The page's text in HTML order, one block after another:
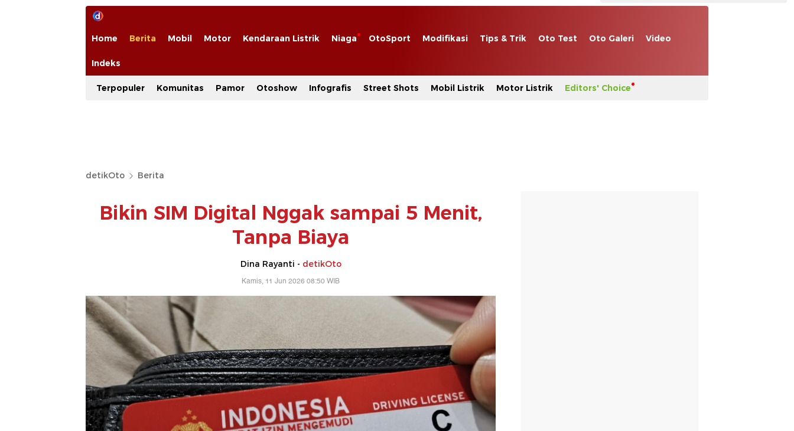
Home Berita Mobil Motor Kendaraan Listrik Niaga OtoSport Modifikasi Tips & Trik Oto Test Oto Galeri Video
Indeks
Terpopuler Komunitas Pamor Otoshow Infografis Street Shots Mobil Listrik Motor Listrik Editors' Choice
detikOto Berita
Bikin SIM Digital Nggak sampai 5 Menit,
Tanpa Biaya
Dina Rayanti - detikOto
Kamis, 11 Jun 2026 08:50 WIB